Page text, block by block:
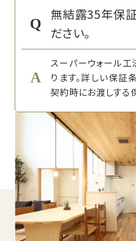
無結露35年保
ださい。
スーパーウォール
ります。詳しい保証
契約時にお渡しする